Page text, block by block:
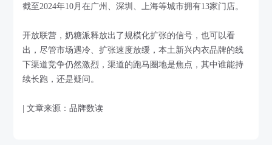
截至2024年10月在广州、深圳、上海等城市拥有13家门店。
开放联营，奶糖派释放出了规模化扩张的信号，也可以看
出，尽管市场遇冷、扩张速度放缓，本土新兴内衣品牌的线
下渠道竞争仍然激烈，渠道的跑马圈地是焦点，其中谁能持
续长跑，还是疑问。
| 文章来源：品牌数读